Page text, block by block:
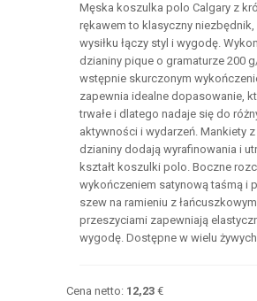
Męska koszulka polo Calgary z
rękawem to klasyczny
wysiłku łączy styl i wygodę.
dzianiny pique o gramaturze 200
wstępnie skurczonym
zapewnia idealne dopasowanie,
trwałe i dlatego nadaje się do
aktywności i wydarzeń. Mankiety z
dzianiny dodają wyrafinowania i
kształt koszulki polo. Boczne
wykończeniem satynową taśmą i
szew na ramieniu z
przeszyciami zapewniają
wygodę. Dostępne w wielu
Cena netto: 12,23€